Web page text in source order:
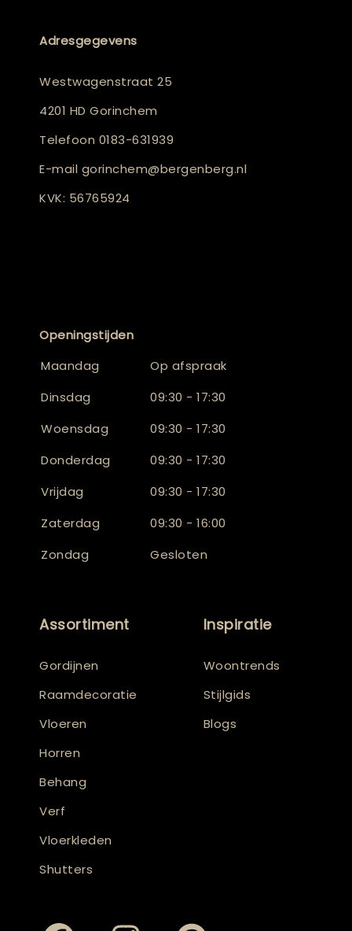
Adresgegevens
Westwagenstraat 25
4201 HD Gorinchem
Telefoon 0183-631939
E-mail gorinchem@bergenberg.nl
KVK: 56765924
Openingstijden
Maandag
Op afspraak
Dinsdag
09:30 - 17:30
Woensdag
09:30 - 17:30
Donderdag
09:30 - 17:30
Vrijdag
09:30 - 17:30
Zaterdag
09:30 - 16:00
Zondag
Gesloten
Assortiment
Gordijnen
Raamdecoratie
Vloeren
Horren
Behang
Verf
Vloerkleden
Shutters
Inspiratie
Woontrends
Stijlgids
Blogs